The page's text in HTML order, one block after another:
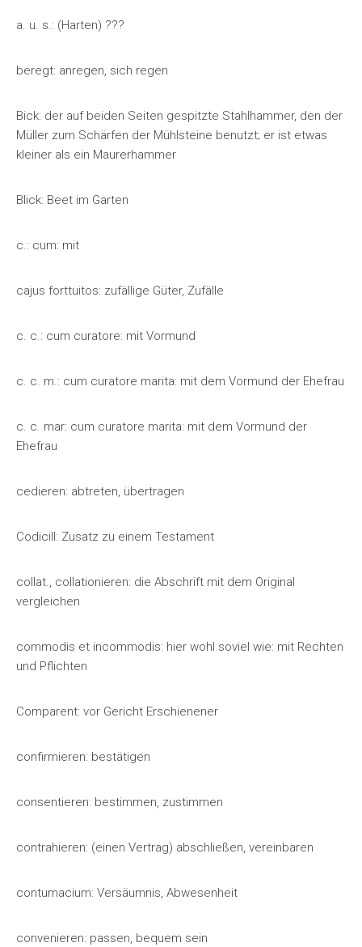
a. u. s.: (Harten) ???
beregt: anregen, sich regen
Bick: der auf beiden Seiten gespitzte Stahlhammer, den der
Müller zum Schärfen der Mühlsteine benutzt; er ist etwas
kleiner als ein Maurerhammer
Blick: Beet im Garten
c.: cum: mit
cajus forttuitos: zufällige Güter, Zufälle
c. c.: cum curatore: mit Vormund
c. c. m.: cum curatore marita: mit dem Vormund der Ehefrau
c. c. mar: cum curatore marita: mit dem Vormund der
Ehefrau
cedieren: abtreten, übertragen
Codicill: Zusatz zu einem Testament
collat., collationieren: die Abschrift mit dem Original
vergleichen
commodis et incommodis: hier wohl soviel wie: mit Rechten
und Pflichten
Comparent: vor Gericht Erschienener
confirmieren: bestätigen
consentieren: bestimmen, zustimmen
contrahieren: (einen Vertrag) abschließen, vereinbaren
contumacium: Versäumnis, Abwesenheit
convenieren: passen, bequem sein